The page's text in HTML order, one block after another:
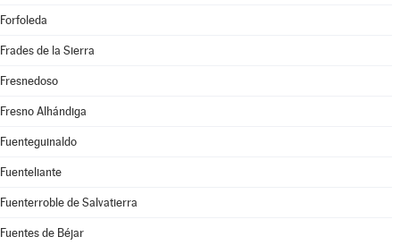
Forfoleda
Frades de la Sierra
Fresnedoso
Fresno Alhándiga
Fuenteguinaldo
Fuenteliante
Fuenterroble de Salvatierra
Fuentes de Béjar